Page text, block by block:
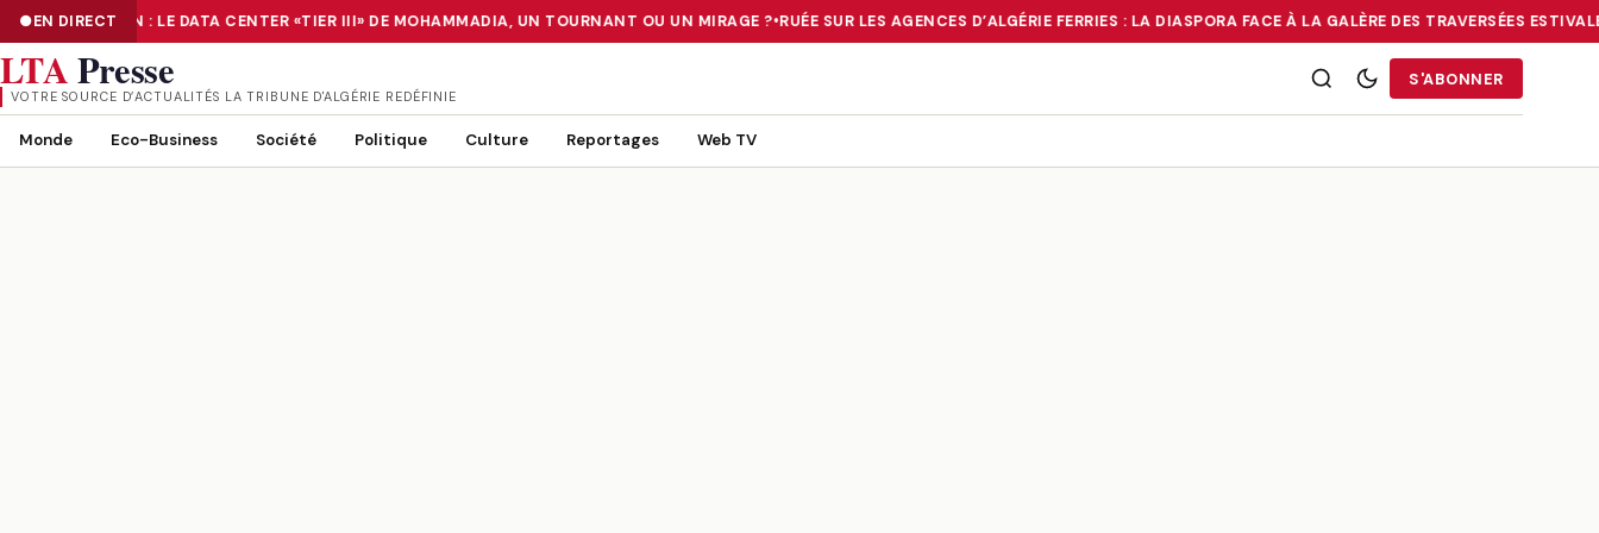
EN DIRECT
NUMÉRISATION : LE DATA CENTER «TIER III» DE MOHAMMADIA, UN TOURNANT OU UN MIRAGE ? •RUÉE SUR LES AGENCES D’ALGÉRIE FERRIES : LA DIASPORA FACE À LA GALÈRE DES TRAVERSÉES
NUMÉRISATION : LE DATA CENTER «TIER III» DE MOHAMMADIA, UN TOURNANT OU UN MIRAGE ?• RUÉE SUR LES AGENCES D’ALGÉRIE FERRIES : LA DIASPORA FACE À LA GALÈRE DES TRAVERSÉES
LTAPresse
VOTRE SOURCE D’ACTUALITÉS LA TRIBUNE D'ALGÉRIE REDÉFINIE
S'ABONNER
Monde Eco-Business Société Politique Culture Reportages Web TV